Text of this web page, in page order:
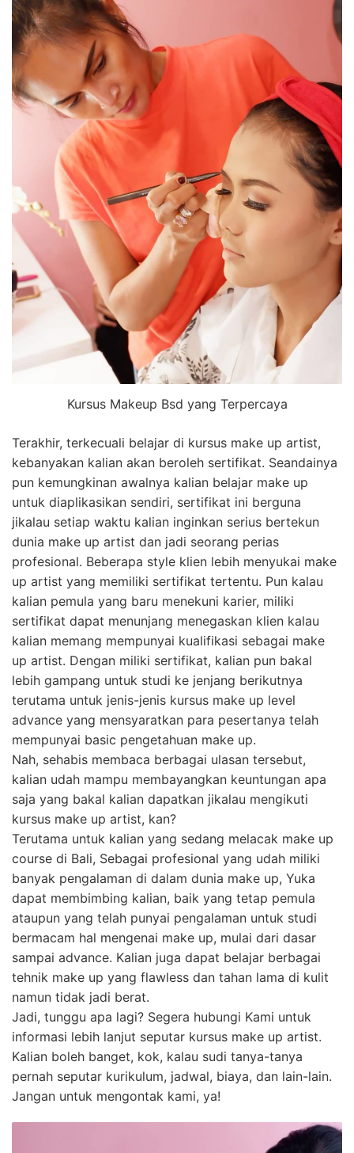
Kursus Makeup Bsd yang Terpercaya
Terakhir, terkecuali belajar di kursus make up artist,
kebanyakan kalian akan beroleh sertifikat. Seandainya
pun kemungkinan awalnya kalian belajar make up
untuk diaplikasikan sendiri, sertifikat ini berguna
jikalau setiap waktu kalian inginkan serius bertekun
dunia make up artist dan jadi seorang perias
profesional. Beberapa style klien lebih menyukai make
up artist yang memiliki sertifikat tertentu. Pun kalau
kalian pemula yang baru menekuni karier, miliki
sertifikat dapat menunjang menegaskan klien kalau
kalian memang mempunyai kualifikasi sebagai make
up artist. Dengan miliki sertifikat, kalian pun bakal
lebih gampang untuk studi ke jenjang berikutnya
terutama untuk jenis-jenis kursus make up level
advance yang mensyaratkan para pesertanya telah
mempunyai basic pengetahuan make up.
Nah, sehabis membaca berbagai ulasan tersebut,
kalian udah mampu membayangkan keuntungan apa
saja yang bakal kalian dapatkan jikalau mengikuti
kursus make up artist, kan?
Terutama untuk kalian yang sedang melacak make up
course di Bali, Sebagai profesional yang udah miliki
banyak pengalaman di dalam dunia make up, Yuka
dapat membimbing kalian, baik yang tetap pemula
ataupun yang telah punyai pengalaman untuk studi
bermacam hal mengenai make up, mulai dari dasar
sampai advance. Kalian juga dapat belajar berbagai
tehnik make up yang flawless dan tahan lama di kulit
namun tidak jadi berat.
Jadi, tunggu apa lagi? Segera hubungi Kami untuk
informasi lebih lanjut seputar kursus make up artist.
Kalian boleh banget, kok, kalau sudi tanya-tanya
pernah seputar kurikulum, jadwal, biaya, dan lain-lain.
Jangan untuk mengontak kami, ya!